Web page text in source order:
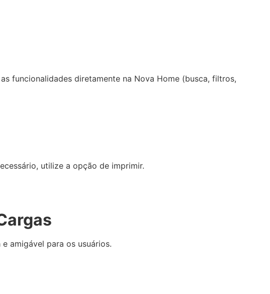
funcionalidades diretamente na Nova Home (busca, filtros,
utilize a opção de imprimir.
amigável para os usuários.